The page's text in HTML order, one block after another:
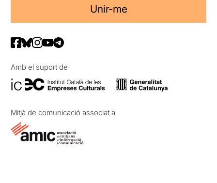
Unir-me
Amb el suport de
Mitjà de comunicació associat a